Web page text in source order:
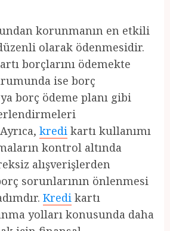
korunmanın en etkili
olarak ödenmesidir.
borçlarını ödemekte
ise borç
borç ödeme planı gibi
kredi kartı kullanımı
kontrol altında
alışverişlerden
sorunlarının önlenmesi
Kredi kartı
yolları konusunda daha